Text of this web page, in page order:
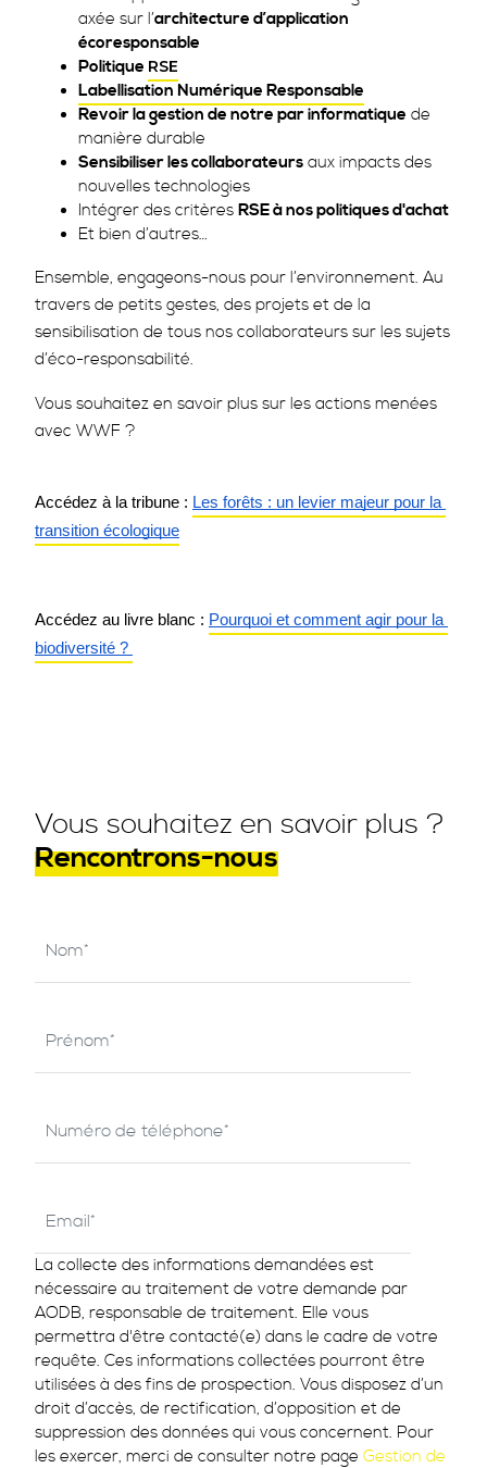
axée sur l’architecture d’application
écoresponsable
Politique RSE
Labellisation Numérique Responsable
Revoir la gestion de notre par informatique de
manière durable
Sensibiliser les collaborateurs aux impacts des
nouvelles technologies
Intégrer des critères RSE à nos politiques d'achat
Et bien d’autres…
Ensemble, engageons-nous pour l’environnement. Au
travers de petits gestes, des projets et de la
sensibilisation de tous nos collaborateurs sur les sujets
d’éco-responsabilité.
Vous souhaitez en savoir plus sur les actions menées
avec WWF ?
Accédez à la tribune : Les forêts : un levier majeur pour la
transition écologique
Accédez au livre blanc : Pourquoi et comment agir pour la
biodiversité ?
Vous souhaitez en savoir plus ?
Rencontrons-nous
La collecte des informations demandées est
nécessaire au traitement de votre demande par
AODB, responsable de traitement. Elle vous
permettra d'être contacté(e) dans le cadre de votre
requête. Ces informations collectées pourront être
utilisées à des fins de prospection. Vous disposez d’un
droit d’accès, de rectification, d’opposition et de
suppression des données qui vous concernent. Pour
les exercer, merci de consulter notre page Gestion de